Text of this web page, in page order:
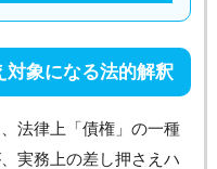
対象になる法的解釈
法律上「債権」の一種
実務上の差し押さえハ